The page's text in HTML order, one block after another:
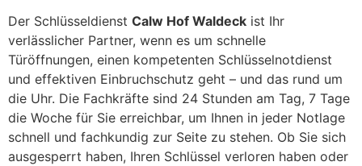
Der Schlüsseldienst Calw Hof Waldeck ist Ihr
verlässlicher Partner, wenn es um schnelle
Türöffnungen, einen kompetenten Schlüsselnotdienst
und effektiven Einbruchschutz geht – und das rund um
die Uhr. Die Fachkräfte sind 24 Stunden am Tag, 7 Tage
die Woche für Sie erreichbar, um Ihnen in jeder Notlage
schnell und fachkundig zur Seite zu stehen. Ob Sie sich
ausgesperrt haben, Ihren Schlüssel verloren haben oder